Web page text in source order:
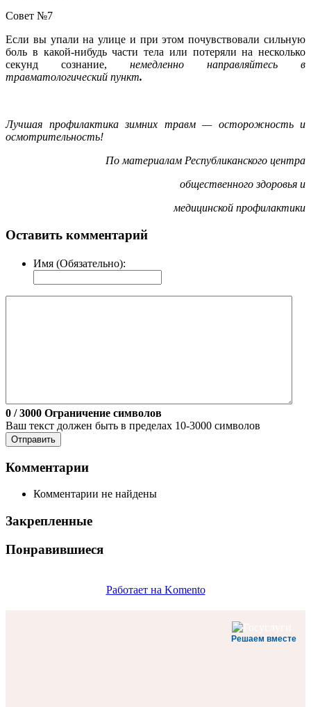
Совет №7
Если вы упали на улице и при этом почувствовали сильную
боль в какой-нибудь части тела или потеряли на несколько
секунд сознание, немедленно направляйтесь в
травматологический пункт.
Лучшая профилактика зимних травм — осторожность и
осмотрительность!
По материалам Республиканского центра
общественного здоровья и
медицинской профилактики
Оставить комментарий
Имя (Обязательно):
0 / 3000 Ограничение символов
Ваш текст должен быть в пределах 10-3000 символов
Отправить
Комментарии
Комментарии не найдены
Закрепленные
Понравившиеся
Работает на Komento
Решаем вместе